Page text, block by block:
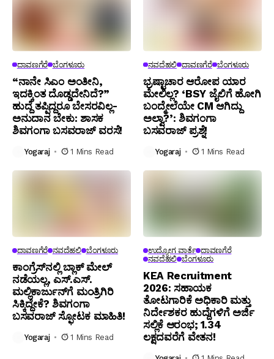
ದಾವಣಗೆರೆ ಬೆಂಗಳೂರು
“ನಾನೇ ಸಿಎಂ ಅಂತೀನಿ,
ಇದಕ್ಕಿಂತ ದೊಡ್ಡದೇನಿದೆ?”
ಹುದ್ದೆ ತಪ್ಪಿದ್ದರೂ ಬೇಸರವಿಲ್ಲ-
ಅನುದಾನ ಬೇಕು: ಶಾಸಕ
ಶಿವಗಂಗಾ ಬಸವರಾಜ್ ವರಸೆ!
Yogaraj 1 Mins Read
ನವದೆಹಲಿ ದಾವಣಗೆರೆ ಬೆಂಗಳೂರು
ಭ್ರಷ್ಟಾಚಾರ ಆರೋಪ ಯಾರ
ಮೇಲಿಲ್ಲ? ‘BSY ಜೈಲಿಗೆ ಹೋಗಿ
ಬಂದ್ಮೇಲೆಯೇ CM ಆಗಿದ್ದು
ಅಲ್ವಾ?’: ಶಿವಗಂಗಾ
ಬಸವರಾಜ್ ಪ್ರಶ್ನೆ!
Yogaraj 1 Mins Read
ದಾವಣಗೆರೆ ನವದೆಹಲಿ ಬೆಂಗಳೂರು
ಕಾಂಗ್ರೆಸ್‌ನಲ್ಲಿ ಬ್ಲಾಕ್ ಮೇಲ್
ನಡೆಯಲ್ಲ, ಎಸ್.ಎಸ್.
ಮಲ್ಲಿಕಾರ್ಜುನ್‌ಗೆ ಮಂತ್ರಿಗಿರಿ
ಸಿಕ್ಕಿದ್ದೇಕೆ? ಶಿವಗಂಗಾ
ಬಸವರಾಜ್ ಸ್ಫೋಟಕ ಮಾಹಿತಿ!
Yogaraj 1 Mins Read
ಉದ್ಯೋಗ ವಾರ್ತೆ ದಾವಣಗೆರೆ
ನವದೆಹಲಿ ಬೆಂಗಳೂರು
KEA Recruitment
2026: ಸಹಾಯಕ
ತೋಟಗಾರಿಕೆ ಅಧಿಕಾರಿ ಮತ್ತು
ನಿರ್ದೇಶಕರ ಹುದ್ದೆಗಳಿಗೆ ಅರ್ಜಿ
ಸಲ್ಲಿಕೆ ಆರಂಭ; ₹1.34
ಲಕ್ಷದವರೆಗೆ ವೇತನ!